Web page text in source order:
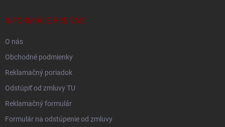
INFORMÁCIE PRE VÁS
O nás
Obchodné podmienky
Reklamačný poriadok
Odstúpiť od zmluvy TU
Reklamačný formulár
Formulár na odstúpenie od zmluvy